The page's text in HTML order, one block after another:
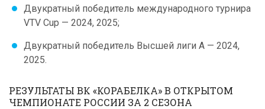
Двукратный победитель международного турнира
VTV Cup — 2024, 2025;
Двукратный победитель Высшей лиги А — 2024,
2025.
РЕЗУЛЬТАТЫ ВК «КОРАБЕЛКА» В ОТКРЫТОМ
ЧЕМПИОНАТЕ РОССИИ ЗА 2 СЕЗОНА